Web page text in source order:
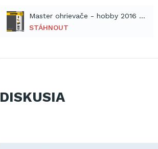
Master ohrievače - hobby 2016 (PDF)
STÁHNOUT
DISKUSIA